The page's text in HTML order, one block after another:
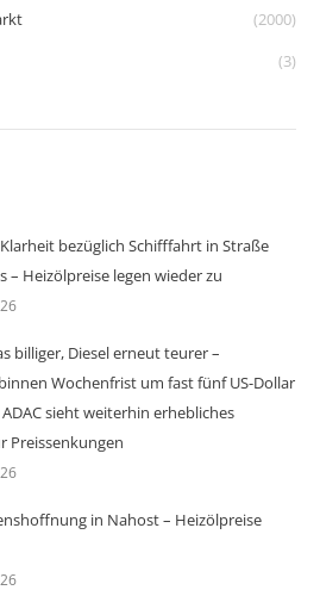
(2000)
(3)
bezüglich Schifffahrt in Straße
– Heizölpreise legen wieder zu
billiger, Diesel erneut teurer –
Wochenfrist um fast fünf US-Dollar
sieht weiterhin erhebliches
Preissenkungen
in Nahost – Heizölpreise